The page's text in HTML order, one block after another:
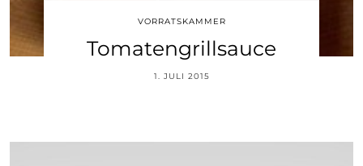
VORRATSKAMMER
Tomatengrillsauce
1. JULI 2015